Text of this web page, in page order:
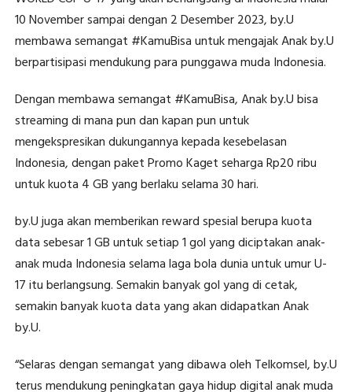
10 November sampai dengan 2 Desember 2023, by.U
membawa semangat #KamuBisa untuk mengajak Anak by.U
berpartisipasi mendukung para punggawa muda Indonesia.
Dengan membawa semangat #KamuBisa, Anak by.U bisa
streaming di mana pun dan kapan pun untuk
mengekspresikan dukungannya kepada kesebelasan
Indonesia, dengan paket Promo Kaget seharga Rp20 ribu
untuk kuota 4 GB yang berlaku selama 30 hari.
by.U juga akan memberikan reward spesial berupa kuota
data sebesar 1 GB untuk setiap 1 gol yang diciptakan anak-
anak muda Indonesia selama laga bola dunia untuk umur U-
17 itu berlangsung. Semakin banyak gol yang di cetak,
semakin banyak kuota data yang akan didapatkan Anak
by.U.
“Selaras dengan semangat yang dibawa oleh Telkomsel, by.U
terus mendukung peningkatan gaya hidup digital anak muda